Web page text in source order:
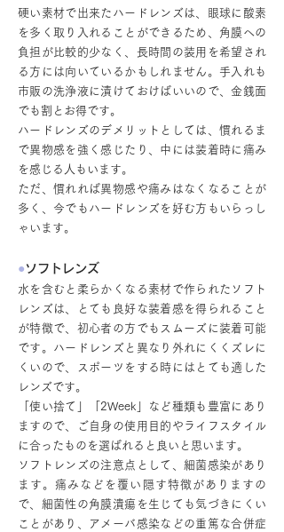
硬い素材で出来たハードレンズは、眼球に酸素
を多く取り入れることができるため、角膜への
負担が比較的少なく、長時間の装用を希望され
る方には向いているかもしれません。手入れも
市販の洗浄液に漬けておけばいいので、金銭面
でも割とお得です。
ハードレンズのデメリットとしては、慣れるま
で異物感を強く感じたり、中には装着時に痛み
を感じる人もいます。
ただ、慣れれば異物感や痛みはなくなることが
多く、今でもハードレンズを好む方もいらっし
ゃいます。
● ソフトレンズ
水を含むと柔らかくなる素材で作られたソフト
レンズは、とても良好な装着感を得られること
が特徴で、初心者の方でもスムーズに装着可能
です。ハードレンズと異なり外れにくくズレに
くいので、スポーツをする時にはとても適した
レンズです。
「使い捨て」「2Week」など種類も豊富にあり
ますので、ご自身の使用目的やライフスタイル
に合ったものを選ばれると良いと思います。
ソフトレンズの注意点として、細菌感染があり
ます。痛みなどを覆い隠す特徴がありますの
で、細菌性の角膜潰瘍を生じても気づきにくい
ことがあり、アメーバ感染などの重篤な合併症